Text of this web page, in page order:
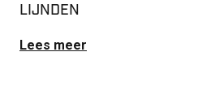
LIJNDEN
Lees meer